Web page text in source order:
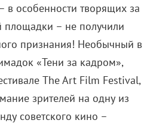
в особенности творящих за
площадки – не получили
признания! Необычный в
«Тени за кадром»,
The Art Film Festival,
зрителей на одну из
советского кино –